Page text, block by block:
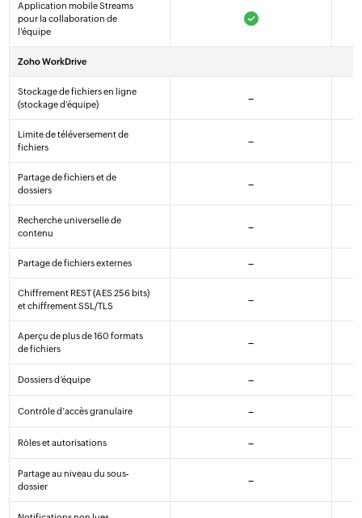
Application mobile Streams
pour la collaboration de
l’équipe
Zoho WorkDrive
Stockage de fichiers en ligne
(stockage d’équipe)
–
Limite de téléversement de
fichiers
–
Partage de fichiers et de
dossiers
–
Recherche universelle de
contenu
–
Partage de fichiers externes –
Chiffrement REST (AES 256 bits)
et chiffrement SSL/TLS
–
Aperçu de plus de 160 formats
de fichiers
–
Dossiers d’équipe –
Contrôle d’accès granulaire –
Rôles et autorisations –
Partage au niveau du sous-
dossier
–